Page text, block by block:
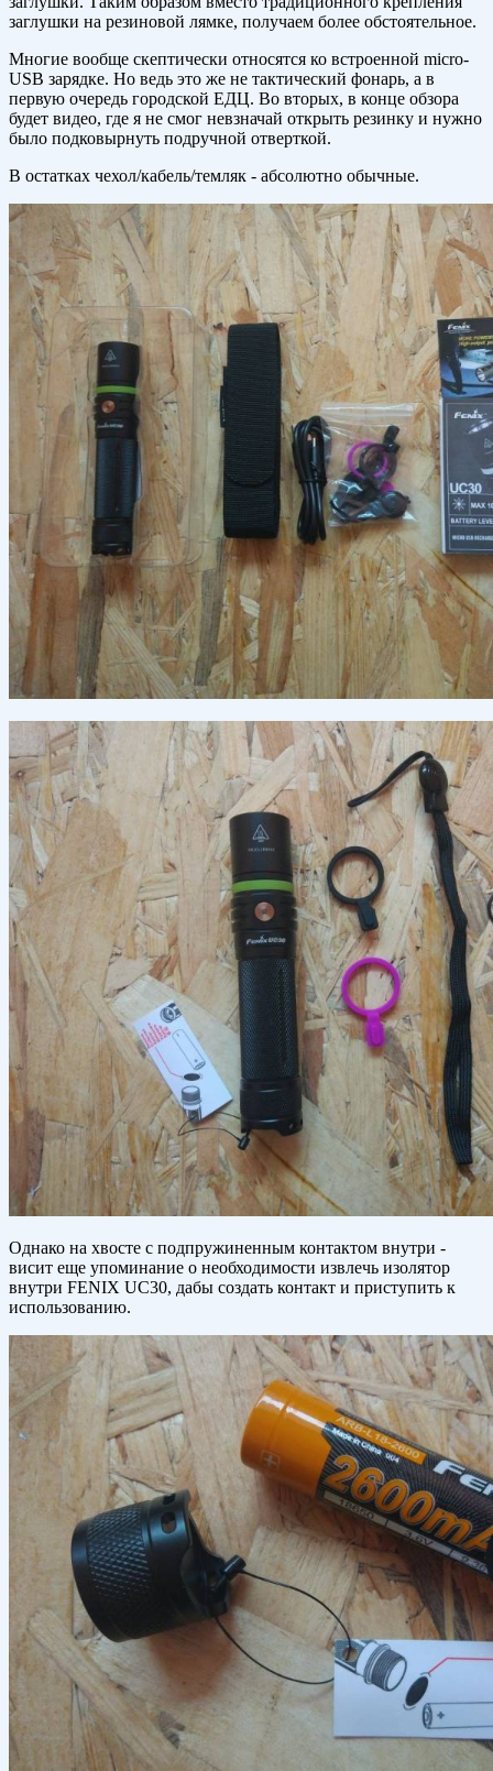
заглушки на резиновой лямке, получаем более обстоятельное.
Многие вообще скептически относятся ко встроенной micro-
USB зарядке. Но ведь это же не тактический фонарь, а в
первую очередь городской ЕДЦ. Во вторых, в конце обзора
будет видео, где я не смог невзначай открыть резинку и нужно
было подковырнуть подручной отверткой.
В остатках чехол/кабель/темляк - абсолютно обычные.
Однако на хвосте с подпружиненным контактом внутри -
висит еще упоминание о необходимости извлечь изолятор
внутри FENIX UC30, дабы создать контакт и приступить к
использованию.